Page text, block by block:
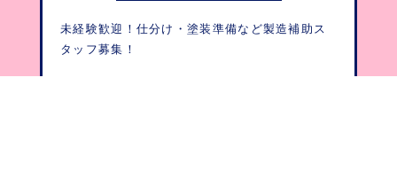
未経験歓迎！仕分け・塗装準備など製造補助ス
タッフ募集！